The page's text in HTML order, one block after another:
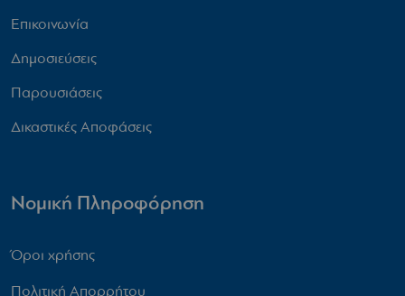
Επικοινωνία
Δημοσιεύσεις
Παρουσιάσεις
Δικαστικές Αποφάσεις
Νομική Πληροφόρηση
Όροι χρήσης
Πολιτική Απορρήτου